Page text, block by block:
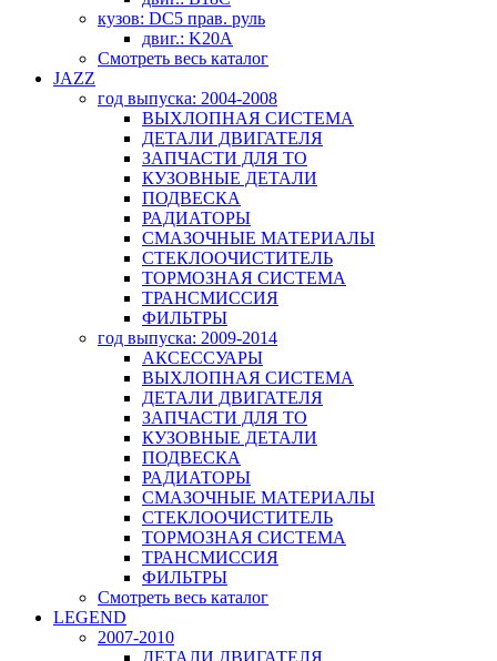
кузов: DC5 прав. руль
двиг.: K20A
Смотреть весь каталог
JAZZ
год выпуска: 2004-2008
ВЫХЛОПНАЯ СИСТЕМА
ДЕТАЛИ ДВИГАТЕЛЯ
ЗАПЧАСТИ ДЛЯ ТО
КУЗОВНЫЕ ДЕТАЛИ
ПОДВЕСКА
РАДИАТОРЫ
СМАЗОЧНЫЕ МАТЕРИАЛЫ
СТЕКЛООЧИСТИТЕЛЬ
ТОРМОЗНАЯ СИСТЕМА
ТРАНСМИССИЯ
ФИЛЬТРЫ
год выпуска: 2009-2014
АКСЕССУАРЫ
ВЫХЛОПНАЯ СИСТЕМА
ДЕТАЛИ ДВИГАТЕЛЯ
ЗАПЧАСТИ ДЛЯ ТО
КУЗОВНЫЕ ДЕТАЛИ
ПОДВЕСКА
РАДИАТОРЫ
СМАЗОЧНЫЕ МАТЕРИАЛЫ
СТЕКЛООЧИСТИТЕЛЬ
ТОРМОЗНАЯ СИСТЕМА
ТРАНСМИССИЯ
ФИЛЬТРЫ
Смотреть весь каталог
LEGEND
2007-2010
ДЕТАЛИ ДВИГАТЕЛЯ